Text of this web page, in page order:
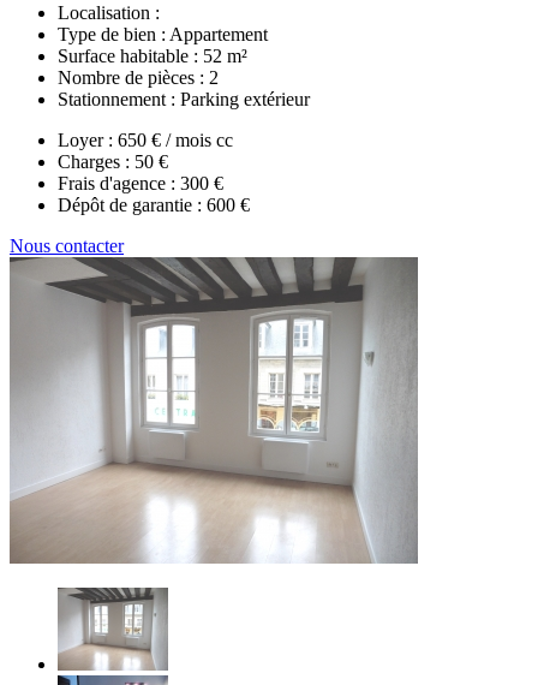
Localisation :
Type de bien : Appartement
Surface habitable : 52 m²
Nombre de pièces : 2
Stationnement : Parking extérieur
Loyer : 650 € / mois cc
Charges : 50 €
Frais d'agence : 300 €
Dépôt de garantie : 600 €
Nous contacter